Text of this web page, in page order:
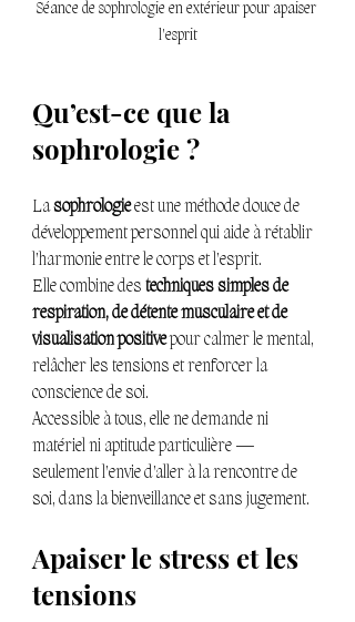
Séance de sophrologie en extérieur pour apaiser
l'esprit
Qu’est-ce que la
sophrologie ?
La sophrologie est une méthode douce de
développement personnel qui aide à rétablir
l’harmonie entre le corps et l’esprit.
Elle combine des techniques simples de
respiration, de détente musculaire et de
visualisation positive pour calmer le mental,
relâcher les tensions et renforcer la
conscience de soi.
Accessible à tous, elle ne demande ni
matériel ni aptitude particulière —
seulement l’envie d’aller à la rencontre de
soi, dans la bienveillance et sans jugement.
Apaiser le stress et les
tensions